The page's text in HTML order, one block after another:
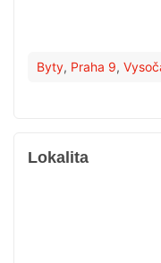
Byty, Praha 9,
Lokalita